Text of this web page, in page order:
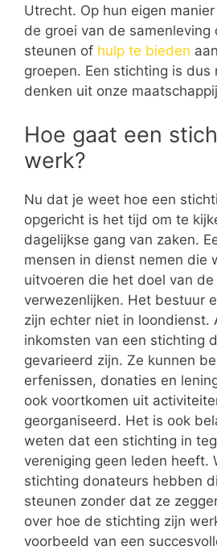
Utrecht. Op hun eigen
de groei van de samenleving
steunen of hulp te bieden
groepen. Een stichting is dus
denken uit onze
Hoe gaat een
werk?
Nu dat je weet hoe een
opgericht is het tijd om te
dagelijkse gang van zaken.
mensen in dienst nemen die
uitvoeren die het doel van
verwezenlijken. Het bestuur
zijn echter niet in loondienst.
inkomsten van een stichting
gevarieerd zijn. Ze kunnen
erfenissen, donaties en
ook voortkomen uit
georganiseerd. Het is ook
weten dat een stichting in
vereniging geen leden heeft.
stichting donateurs hebben
steunen zonder dat ze
over hoe de stichting zijn
voorbeeld van een